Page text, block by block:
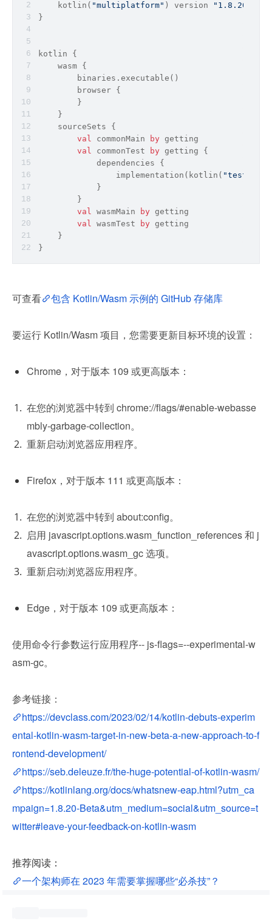
    kotlin(
"multiplatform" ) version
"1.8.20-
}
kotlin {
    wasm {
        binaries.executable()
        browser {
        }
    }
    sourceSets {
val commonMain by getting
val commonTest by getting {
            dependencies {
                implementation(kotlin(
"test"
            }
        }
val wasmMain by getting
val wasmTest by getting
    }
}
可查看 包含 Kotlin/Wasm 示例的 GitHub 存储库
要运行 Kotlin/Wasm 项目，您需要更新目标环境的设置：
Chrome，对于版本 109 或更高版本：
在您的浏览器中转到 chrome://flags/#enable-webasse
mbly-garbage-collection。
重新启动浏览器应用程序。
Firefox，对于版本 111 或更高版本：
在您的浏览器中转到 about:config。
启用 javascript.options.wasm_function_references 和 j
avascript.options.wasm_gc 选项。
重新启动浏览器应用程序。
Edge，对于版本 109 或更高版本：
使用命令行参数运行应用程序-- js-flags=--experimental-w
asm-gc。
参考链接：
https://devclass.com/2023/02/14/kotlin-debuts-experim
ental-kotlin-wasm-target-in-new-beta-a-new-approach-to-f
rontend-development/
https://seb.deleuze.fr/the-huge-potential-of-kotlin-wasm/
https://kotlinlang.org/docs/whatsnew-eap.html?utm_ca
mpaign=1.8.20-Beta&utm_medium=social&utm_source=t
witter#leave-your-feedback-on-kotlin-wasm
推荐阅读：
一个架构师在 2023 年需要掌握哪些“必杀技”？